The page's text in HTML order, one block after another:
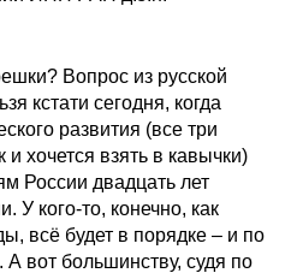
этика
для авторов
оформления
Вопрос из русской
кстати сегодня, когда
развития (все три
и хочется взять в кавычки)
России двадцать лет
У кого-то, конечно, как
всё будет в порядке – и по
вот большинству, судя по